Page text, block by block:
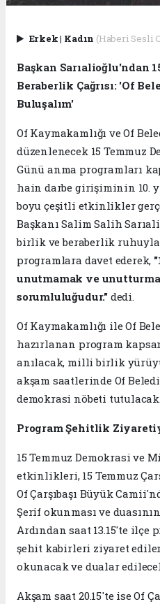
Erkek| Kadın (Haberi Sesli
Başkan Sarıalioğlu'ndan
Beraberlik Çağrısı: 'Of
Buluşalım'
Of Kaymakamlığı ve Of
düzenlenecek 15 Temmuz
Günü anma programları
hain darbe girişiminin 10.
boyu çeşitli etkinlikler
Başkanı Salim Salih
birlik ve beraberlik
programlara davet ederek,
unutmamak ve
sorumluluğudur." dedi.
Of Kaymakamlığı ile Of
hazırlanan program
anılacak, milli birlik
akşam saatlerinde Of
demokrasi nöbeti
Program Şehitlik
15 Temmuz Demokrasi ve
etkinlikleri, 15 Temmuz
Of Çarşıbaşı Büyük
Şerif okunması ve
Ardından saat 13.15'te ilçe
şehit kabirleri ziyaret
okunacak ve dualar
Akşam saat 20.15'te ise Of